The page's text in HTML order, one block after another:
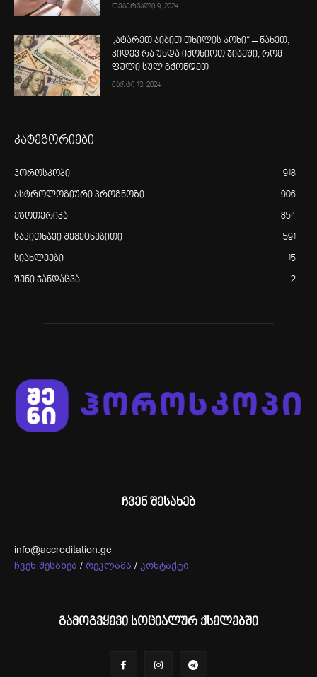
თებერვალი 9, 2024
„ატარეთ ჯიბით თხილის ჯოხი“ – ნახეთ,
კიდევ რა უნდა იქონიოთ ჯიბეში, რომ
ფული სულ გქონდეთ
მარტი 13, 2024
კატეგორიები
ჰოროსკოპი 918
ასტროლოგიური პროგნოზი 906
ეზოთერიკა 854
საკითხავი შემეცნებითი 591
სიახლეები 15
შენი ჯანდაცვა 2
ჩვენ შესახებ
info@accreditation.ge
ჩვენ შესახებ / რეკლამა / კონტაქტი
გამოგვყევი სოციალურ ქსელებში